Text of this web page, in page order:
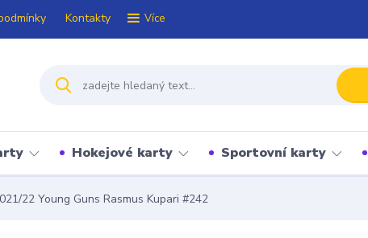
Kontakty Více
Hokejové karty Sportovní karty
22 Young Guns Rasmus Kupari #242